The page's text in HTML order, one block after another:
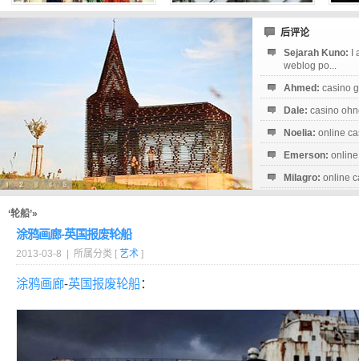
后评论
Sejarah Kuno:
weblog po...
Ahmed: casino
Dale: casino
Noelia: online
Emerson:
Milagro: online
‘轮船’»
涂鸦画廊-英国报废轮船
2013-03-8 | 所属分类 [ 艺术 ]
涂鸦画廊-英国报废轮船：